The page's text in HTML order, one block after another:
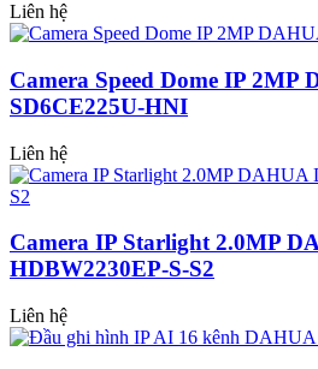
Liên hệ
Camera Speed Dome IP 2MP
SD6CE225U-HNI
Liên hệ
Camera IP Starlight 2.0MP
HDBW2230EP-S-S2
Liên hệ